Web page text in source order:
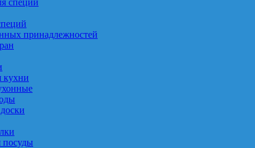
принадлежностей
кухни